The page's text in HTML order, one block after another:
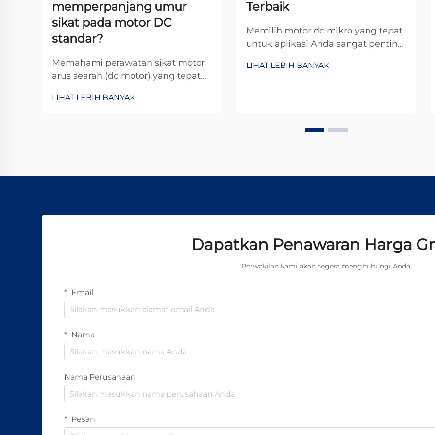
memperpanjang umur
sikat pada motor DC
standar?
Memahami perawatan sikat motor
arus searah (dc motor) yang tepat
memaksimalkan masa pakai
LIHAT LEBIH BANYAK
Terbaik
Memilih motor dc mikro yang tepat
untuk aplikasi Anda sangat penting
keandalan optimal dalam
LIHAT LEBIH BANYAK
Dapatkan Penawaran Harga
Perwakilan kami akan segera menghubungi Anda.
Email
Nama
Nama Perusahaan
Pesan